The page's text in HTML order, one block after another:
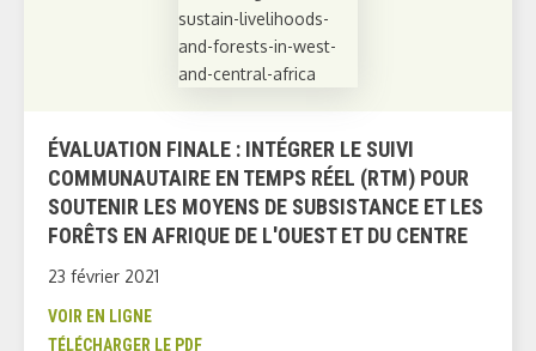
ÉVALUATION FINALE : INTÉGRER LE SUIVI
COMMUNAUTAIRE EN TEMPS RÉEL (RTM) POUR
SOUTENIR LES MOYENS DE SUBSISTANCE ET LES
FORÊTS EN AFRIQUE DE L'OUEST ET DU CENTRE
23 février 2021
VOIR EN LIGNE
TÉLÉCHARGER LE PDF